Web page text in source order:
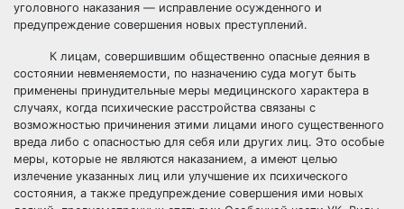
уголовного наказания — исправление осужденного и
предупреждение совершения новых преступлений.
К лицам, совершившим общественно опасные деяния в
состоянии невменяемости, по назначению суда могут быть
применены принудительные меры медицинского характера в
случаях, когда психические расстройства связаны с
возможностью причинения этими лицами иного существенного
вреда либо с опасностью для себя или других лиц. Это особые
меры, которые не являются наказанием, а имеют целью
излечение указанных лиц или улучшение их психического
состояния, а также предупреждение совершения ими новых